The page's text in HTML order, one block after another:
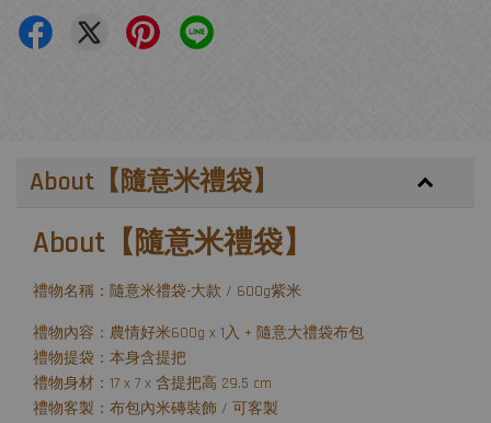
About【隨意米禮袋】
About【隨意米禮袋】
禮物名稱：隨意米禮袋-大款 / 600g紫米
禮物內容：農情好米600g x 1入 + 隨意大禮袋布包
禮物提袋：本身含提把
禮物身材：17 x 7 x 含提把高 29.5 cm
禮物客製：布包內米磚裝飾 / 可客製